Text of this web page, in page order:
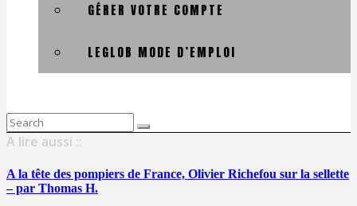
GÉRER VOTRE COMPTE
LEGLOB MODE D’EMPLOI
Search
for:
A lire aussi ::
A la tête des pompiers de France, Olivier Richefou sur la sellette
– par Thomas H.